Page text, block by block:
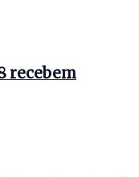
recebem